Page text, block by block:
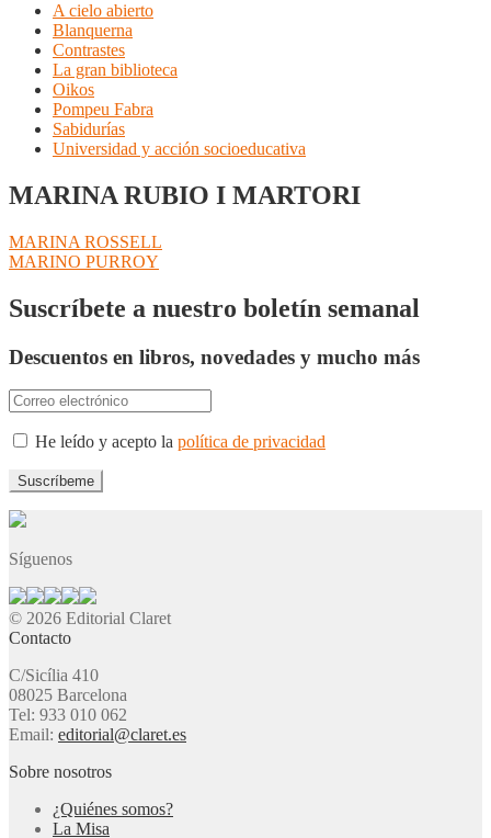
A cielo abierto
Blanquerna
Contrastes
La gran biblioteca
Oikos
Pompeu Fabra
Sabidurías
Universidad y acción socioeducativa
MARINA RUBIO I MARTORI
Navegación
de
entradas
Anterior:
MARINA ROSSELL
Siguiente:
MARINO PURROY
Suscríbete a nuestro boletín semanal
Descuentos en libros, novedades y mucho más
He leído y acepto la política de privacidad
Síguenos
© 2026 Editorial Claret
Contacto
C/Sicília 410
08025 Barcelona
Tel: 933 010 062
Email: editorial@claret.es
Sobre nosotros
¿Quiénes somos?
La Misa